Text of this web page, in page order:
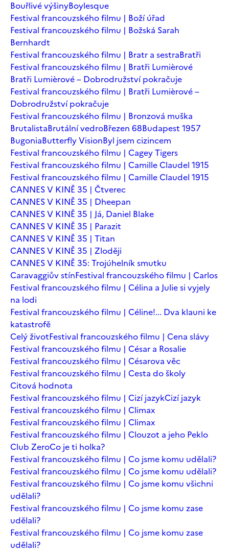
Bouřlivé výšinyBoylesque
Festival francouzského filmu | Boží úřad
Festival francouzského filmu | Božská Sarah
Bernhardt
Festival francouzského filmu | Bratr a sestraBratři
Festival francouzského filmu | Bratři Lumièrové
Bratři Lumièrové – Dobrodružství pokračuje
Festival francouzského filmu | Bratři Lumièrové –
Dobrodružství pokračuje
Festival francouzského filmu | Bronzová muška
BrutalistaBrutální vedroBřezen 68Budapest 1957
BugoniaButterfly VisionByl jsem cizincem
Festival francouzského filmu | Cagey Tigers
Festival francouzského filmu | Camille Claudel 1915
Festival francouzského filmu | Camille Claudel 1915
CANNES V KINĚ 35 | Čtverec
CANNES V KINĚ 35 | Dheepan
CANNES V KINĚ 35 | Já, Daniel Blake
CANNES V KINĚ 35 | Parazit
CANNES V KINĚ 35 | Titan
CANNES V KINĚ 35 | Zloději
CANNES V KINĚ 35: Trojúhelník smutku
Caravaggiův stínFestival francouzského filmu | Carlos
Festival francouzského filmu | Célina a Julie si vyjely
na lodi
Festival francouzského filmu | Céline!... Dva klauni ke
katastrofě
Celý životFestival francouzského filmu | Cena slávy
Festival francouzského filmu | César a Rosalie
Festival francouzského filmu | Césarova věc
Festival francouzského filmu | Cesta do školy
Citová hodnota
Festival francouzského filmu | Cizí jazykCizí jazyk
Festival francouzského filmu | Climax
Festival francouzského filmu | Climax
Festival francouzského filmu | Clouzot a jeho Peklo
Club ZeroCo je ti holka?
Festival francouzského filmu | Co jsme komu udělali?
Festival francouzského filmu | Co jsme komu udělali?
Festival francouzského filmu | Co jsme komu všichni
udělali?
Festival francouzského filmu | Co jsme komu zase
udělali?
Festival francouzského filmu | Co jsme komu zase
udělali?